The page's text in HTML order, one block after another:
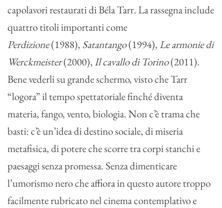
capolavori restaurati di Béla Tarr. La rassegna include
quattro titoli importanti come
Perdizione(1988), Satantango(1994), Le armonie di
Werckmeister(2000),Il cavallo di Torino(2011).
Bene vederli su grande schermo, visto che Tarr
“logora” il tempo spettatoriale finché diventa
materia, fango, vento, biologia. Non c’è trama che
basti: c’è un’idea di destino sociale, di miseria
metafisica, di potere che scorre tra corpi stanchi e
paesaggi senza promessa. Senza dimenticare
l’umorismo nero che affiora in questo autore troppo
facilmente rubricato nel cinema contemplativo e